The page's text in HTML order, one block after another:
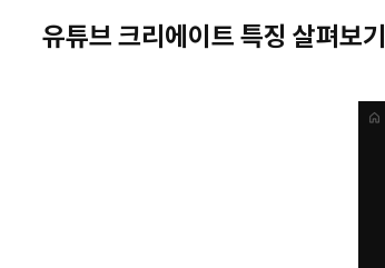
유튜브 크리에이트 특징 살펴보기